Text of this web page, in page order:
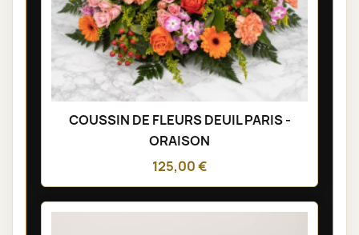
COUSSIN DE FLEURS DEUIL PARIS -
ORAISON
125,00 €